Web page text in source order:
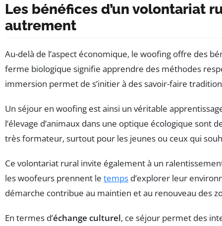
Les bénéfices d’un volontariat
autrement
Au-delà de l’aspect économique, le woofing offre des
ferme biologique signifie apprendre des méthodes
immersion permet de s’initier à des savoir-faire
Un séjour en woofing est ainsi un véritable
l’élevage d’animaux dans une optique écologique
très formateur, surtout pour les jeunes ou ceux qui
Ce volontariat rural invite également à un
les woofeurs prennent le temps d’explorer leur
démarche contribue au maintien et au renouveau des
En termes d’échange culturel, ce séjour permet des